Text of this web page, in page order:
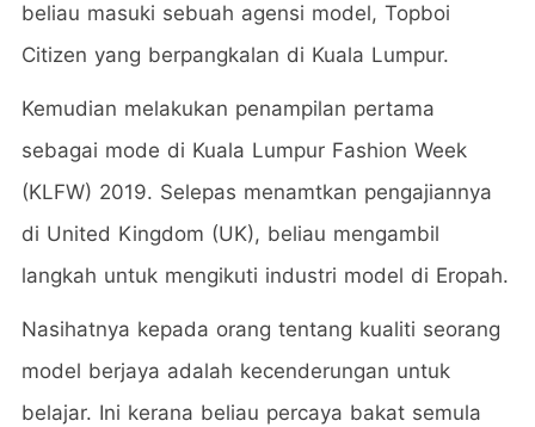
beliau masuki sebuah agensi model, Topboi
Citizen yang berpangkalan di Kuala Lumpur.
Kemudian melakukan penampilan pertama
sebagai mode di Kuala Lumpur Fashion Week
(KLFW) 2019. Selepas menamtkan pengajiannya
di United Kingdom (UK), beliau mengambil
langkah untuk mengikuti industri model di Eropah.
Nasihatnya kepada orang tentang kualiti seorang
model berjaya adalah kecenderungan untuk
belajar. Ini kerana beliau percaya bakat semula